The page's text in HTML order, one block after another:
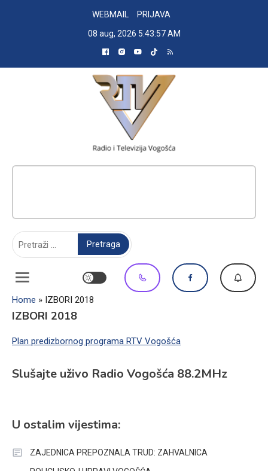
WEBMAIL
PRIJAVA
08 aug, 2026 5:43:57 AM
Home » IZBORI 2018
IZBORI 2018
Plan predizbornog programa RTV Vogošća
Slušajte uživo Radio Vogošća 88.2MHz
U ostalim vijestima:
ZAJEDNICA PREPOZNALA TRUD: ZAHVALNICA